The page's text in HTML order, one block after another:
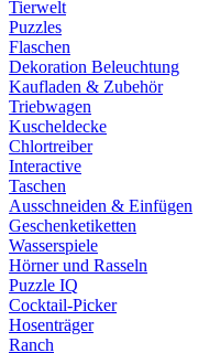
Tierwelt
Puzzles
Flaschen
Dekoration Beleuchtung
Kaufladen & Zubehör
Triebwagen
Kuscheldecke
Chlortreiber
Interactive
Taschen
Ausschneiden & Einfügen
Geschenketiketten
Wasserspiele
Hörner und Rasseln
Puzzle IQ
Cocktail-Picker
Hosenträger
Ranch